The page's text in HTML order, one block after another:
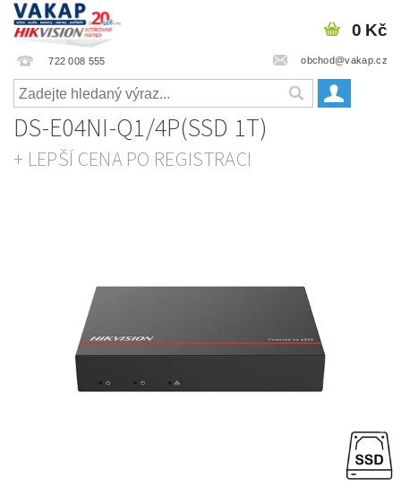
722 008 555 obchod@vakap.cz
0 Kč
DS-E04NI-Q1/4P(SSD 1T)
+ LEPŠÍ CENA PO REGISTRACI